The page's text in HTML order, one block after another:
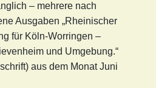
– mehrere nach
Ausgaben „Rheinischer
für Köln-Worringen –
und Umgebung.“
aus dem Monat Juni